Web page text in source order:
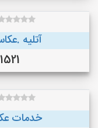
آتلیه
خدمات